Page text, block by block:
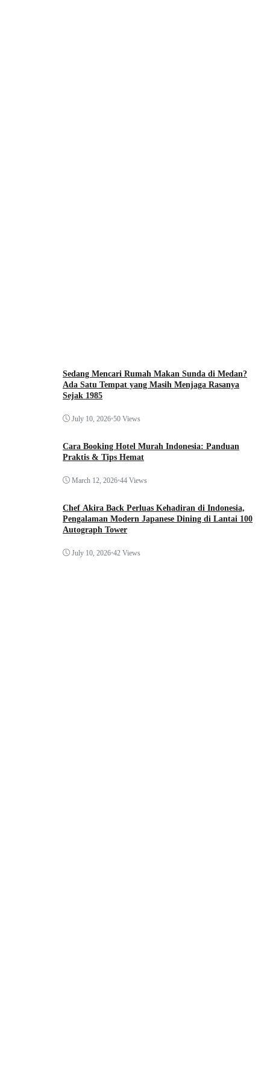
Sedang Mencari Rumah Makan Sunda di Medan?
Ada Satu Tempat yang Masih Menjaga Rasanya
Sejak 1985
July 10, 2026•50 Views
Cara Booking Hotel Murah Indonesia: Panduan
Praktis & Tips Hemat
March 12, 2026•44 Views
Chef Akira Back Perluas Kehadiran di Indonesia,
Pengalaman Modern Japanese Dining di Lantai 100
Autograph Tower
July 10, 2026•42 Views